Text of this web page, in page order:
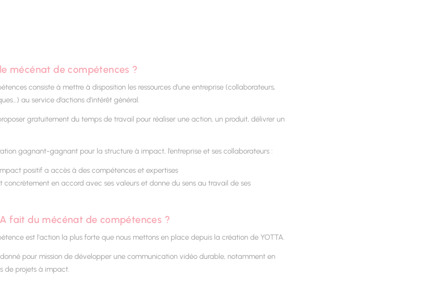
mécénat de compétences ?
consiste à mettre à disposition les ressources d’une entreprise (collaborateurs,
au service d’actions d’intérêt général.
gratuitement du temps de travail pour réaliser une action, un produit, délivrer un
gagnant-gagnant pour la structure à impact, l’entreprise et ses collaborateurs :
positif a accès à des compétences et expertises
concrètement en accord avec ses valeurs et donne du sens au travail de ses
fait du mécénat de compétences ?
est l'action la plus forte que nous mettons en place depuis la création de YOTTA.
donné pour mission de développer une communication vidéo durable, notamment en
de projets à impact.